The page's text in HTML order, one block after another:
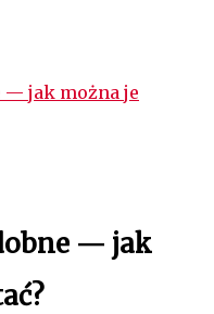
— jak można je
— jak